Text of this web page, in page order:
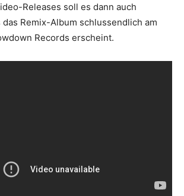
Releases soll es dann auch
Remix-Album schlussendlich am
Records erscheint.